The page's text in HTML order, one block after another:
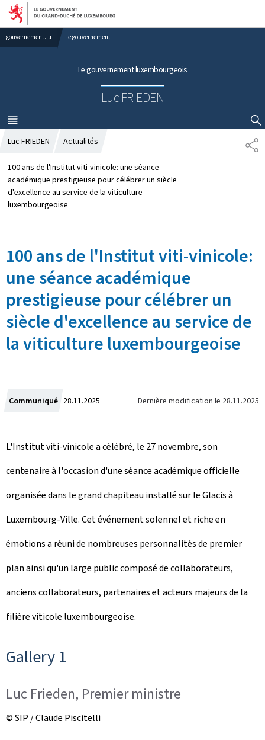
Aller au menu principal
Aller au contenu
gouvernement.lu Le gouvernement
Le gouvernement luxembourgeois
Luc FRIEDEN
MENU
PRINCIPAL
AFFICHER / MASQUER LA RECHERCHE
P
A
Luc FRIEDEN Actualités
100 ans de l'Institut viti-vinicole: une séance
académique prestigieuse pour célébrer un siècle
d'excellence au service de la viticulture
luxembourgeoise
100 ans de l'Institut viti-vinicole:
une séance académique
prestigieuse pour célébrer un
siècle d'excellence au service de
la viticulture luxembourgeoise
Communiqué C
r
é
e
l
e
28.11.2025 Dernière modification le 28.11.2025
L'Institut viti-vinicole a célébré, le 27 novembre, son
centenaire à l'occasion d'une séance académique officielle
organisée dans le grand chapiteau installé sur le Glacis à
Luxembourg-Ville. Cet événement solennel et riche en
émotions a réuni de nombreuses personnalités de premier
plan ainsi qu'un large public composé de collaborateurs,
anciens collaborateurs, partenaires et acteurs majeurs de la
filière viticole luxembourgeoise.
Gallery 1
Luc Frieden, Premier ministre
© SIP / Claude Piscitelli